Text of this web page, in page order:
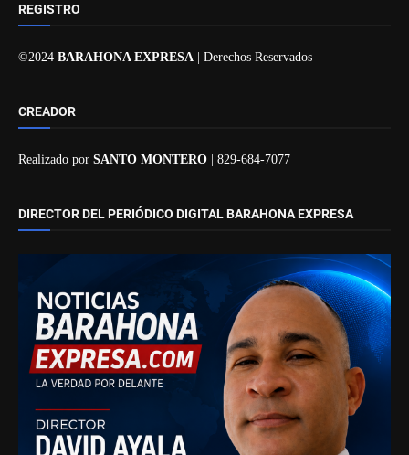
REGISTRO
©2024 BARAHONA EXPRESA | Derechos Reservados
CREADOR
Realizado por SANTO MONTERO | 829-684-7077
DIRECTOR DEL PERIÓDICO DIGITAL BARAHONA EXPRESA